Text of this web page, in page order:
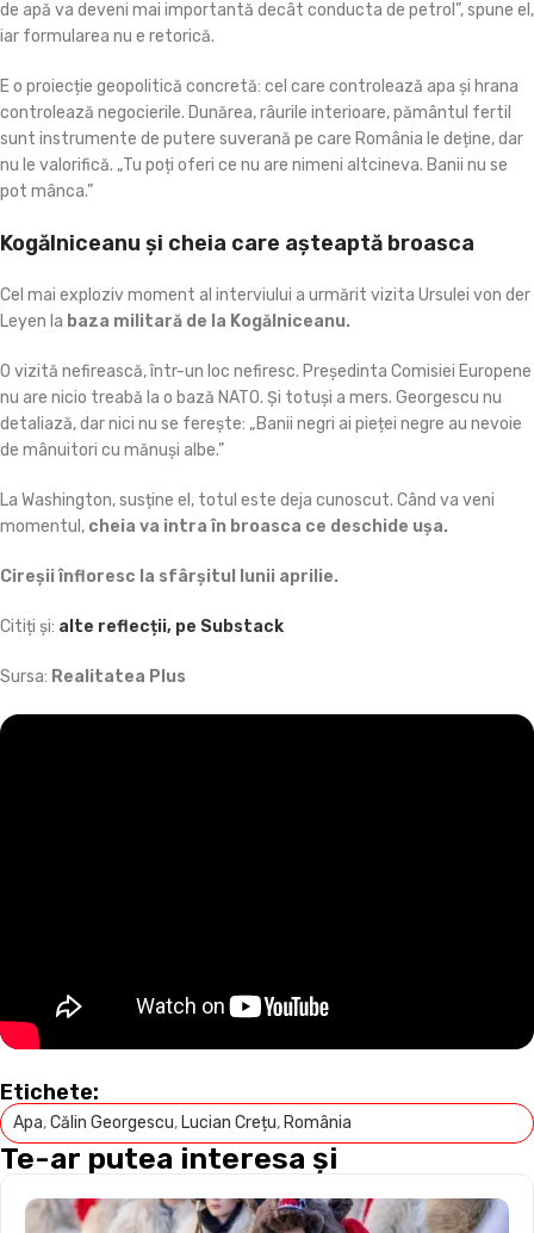
de apă va deveni mai importantă decât conducta de petrol”, spune el,
iar formularea nu e retorică.
E o proiecție geopolitică concretă: cel care controlează apa și hrana
controlează negocierile. Dunărea, râurile interioare, pământul fertil
sunt instrumente de putere suverană pe care România le deține, dar
nu le valorifică. „Tu poți oferi ce nu are nimeni altcineva. Banii nu se
pot mânca.”
Kogălniceanu și cheia care așteaptă broasca
Cel mai exploziv moment al interviului a urmărit vizita Ursulei von der
Leyen la baza militară de la Kogălniceanu.
O vizită nefirească, într-un loc nefiresc. Președinta Comisiei Europene
nu are nicio treabă la o bază NATO. Și totuși a mers. Georgescu nu
detaliază, dar nici nu se ferește: „Banii negri ai pieței negre au nevoie
de mânuitori cu mănuși albe.”
La Washington, susține el, totul este deja cunoscut. Când va veni
momentul, cheia va intra în broasca ce deschide ușa.
Cireșii înfloresc la sfârșitul lunii aprilie.
Citiți și: alte reflecții, pe Substack
Sursa: Realitatea Plus
Etichete:
Apa,Călin Georgescu, Lucian Crețu, România
Te-ar putea interesa și